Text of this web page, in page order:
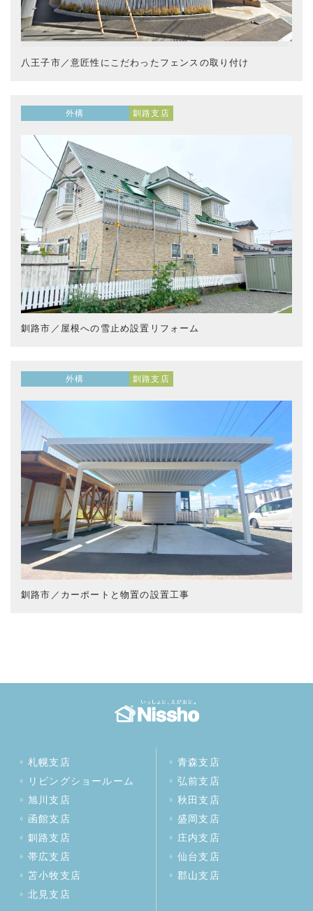
八王子市／意匠性にこだわったフェンスの取り付け
外構 釧路支店
釧路市／屋根への雪止め設置リフォーム
外構 釧路支店
釧路市／カーポートと物置の設置工事
札幌支店
リビングショールーム
旭川支店
函館支店
釧路支店
帯広支店
苫小牧支店
北見支店
青森支店
弘前支店
秋田支店
盛岡支店
庄内支店
仙台支店
郡山支店